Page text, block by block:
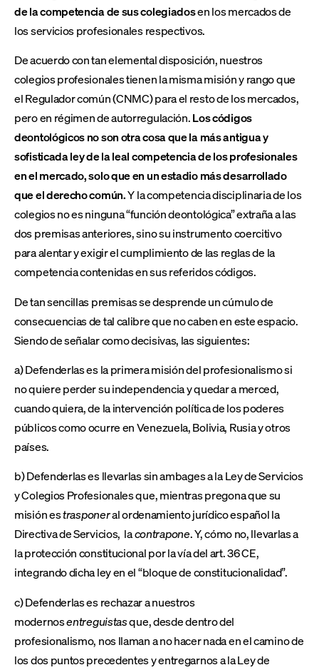
de la competencia de sus colegiadosen los mercados de
los servicios profesionales respectivos.
De acuerdo con tan elemental disposición, nuestros
colegios profesionales tienen la misma misión y rango que
el Regulador común (CNMC) para el resto de los mercados,
pero en régimen de autorregulación.Los códigos
deontológicos no son otra cosa que la más antigua y
sofisticada ley de la leal competencia de los profesionales
en el mercado, solo que en un estadio más desarrollado
que el derecho común.Y la competencia disciplinaria de los
colegios no es ninguna “función deontológica” extraña a las
dos premisas anteriores, sino su instrumento coercitivo
para alentar y exigir el cumplimiento de las reglas de la
competencia contenidas en sus referidos códigos.
De tan sencillas premisas se desprende un cúmulo de
consecuencias de tal calibre que no caben en este espacio.
Siendo de señalar como decisivas, las siguientes:
a) Defenderlas es la primera misión del profesionalismo si
no quiere perder su independencia y quedar a merced,
cuando quiera, de la intervención política de los poderes
públicos como ocurre en Venezuela, Bolivia, Rusia y otros
países.
b) Defenderlas es llevarlas sin ambages a la Ley de Servicios
y Colegios Profesionales que, mientras pregona que su
misión estrasponeral ordenamiento jurídico español la
Directiva de Servicios, lacontrapone. Y, cómo no, llevarlas a
la protección constitucional por la vía del art. 36 CE,
integrando dicha ley en el “bloque de constitucionalidad”.
c) Defenderlas es rechazar a nuestros
modernosentreguistasque, desde dentro del
profesionalismo, nos llaman a no hacer nada en el camino de
los dos puntos precedentes y entregarnos a la Ley de